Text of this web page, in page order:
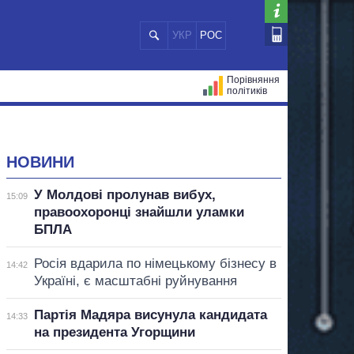
УКР РОС
Порівняння
політиків
НОВИНИ
15:09
У Молдові пролунав вибух,
правоохоронці знайшли уламки
БПЛА
14:42
Росія вдарила по німецькому бізнесу в
Україні, є масштабні руйнування
14:33
Партія Мадяра висунула кандидата
на президента Угорщини